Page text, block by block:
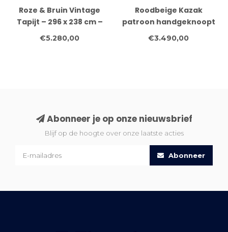
Roze & Bruin Vintage
Tapijt – 296 x 238 cm –
Handgeknoopt van Wol
€5.280,00
Roodbeige Kazak
patroon handgeknoopt
wollen vloerkleed – 262
€3.490,00
Abonneer je op onze nieuwsbrief
Blijf op de hoogte over onze laatste acties
Abonneer